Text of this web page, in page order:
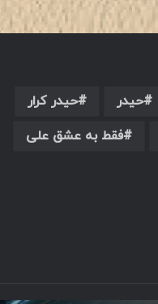
حیدر
حیدر کرار
فقط به عشق علی